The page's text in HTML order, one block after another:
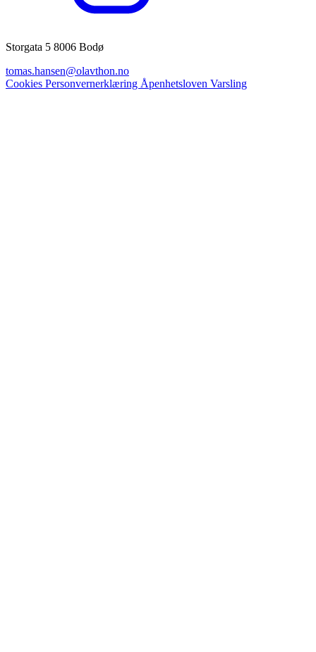
Storgata 5 8006 Bodø
tomas.hansen@olavthon.no
Cookies Personvernerklæring Åpenhetsloven Varsling